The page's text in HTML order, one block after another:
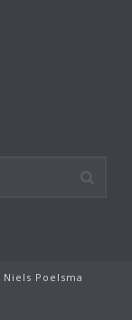
Niels Poelsma